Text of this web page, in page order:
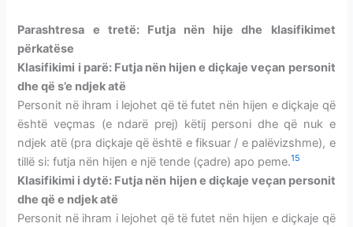
Parashtresa e tretë: Futja nën hije dhe klasifikimet
përkatëse
Klasifikimi i parë: Futja nën hijen e diçkaje veçan personit
dhe që s’e ndjek atë
Personit në ihram i lejohet që të futet nën hijen e diçkaje që
është veçmas (e ndarë prej) këtij personi dhe që nuk e
ndjek atë (pra diçkaje që është e fiksuar / e palëvizshme), e
tillë si: futja nën hijen e një tende (çadre) apo peme.15
Klasifikimi i dytë: Futja nën hijen e diçkaje veçan personit
dhe që e ndjek atë
Personit në ihram i lejohet që të futet nën hijen e diçkaje që